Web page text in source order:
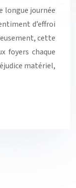
longue journée
d’effroi
cette
foyers chaque
matériel,